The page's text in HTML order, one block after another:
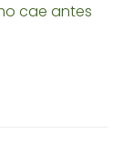
cae antes